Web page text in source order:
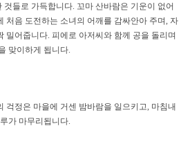
들로 가득합니다. 꼬마 산바람은 기운이 없어
처음 도전하는 소녀의 어깨를 감싸안아 주며, 자
밀어줍니다. 피에로 아저씨와 함께 공을 돌리며
맞이하게 됩니다.
걱정은 마을에 거센 밤바람을 일으키고, 마침내
가 마무리됩니다.